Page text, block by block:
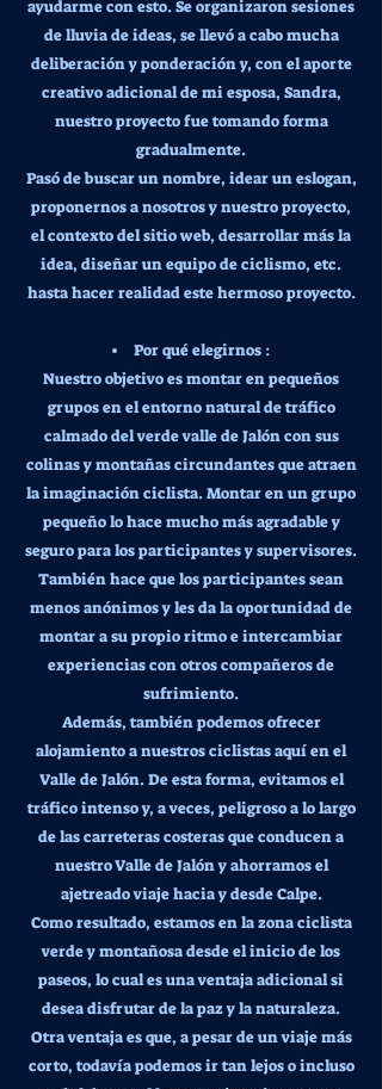
ayudarme con esto. Se organizaron sesiones
de lluvia de ideas, se llevó a cabo mucha
deliberación y ponderación y, con el aporte
creativo adicional de mi esposa, Sandra,
nuestro proyecto fue tomando forma
gradualmente.
Pasó de buscar un nombre, idear un eslogan,
proponernos a nosotros y nuestro proyecto,
el contexto del sitio web, desarrollar más la
idea, diseñar un equipo de ciclismo, etc.
hasta hacer realidad este hermoso proyecto.
Por qué elegirnos :
Nuestro objetivo es montar en pequeños
grupos en el entorno natural de tráfico
calmado del verde valle de Jalón con sus
colinas y montañas circundantes que atraen
la imaginación ciclista. Montar en un grupo
pequeño lo hace mucho más agradable y
seguro para los participantes y supervisores.
También hace que los participantes sean
menos anónimos y les da la oportunidad de
montar a su propio ritmo e intercambiar
experiencias con otros compañeros de
sufrimiento.
Además, también podemos ofrecer
alojamiento a nuestros ciclistas aquí en el
Valle de Jalón. De esta forma, evitamos el
tráfico intenso y, a veces, peligroso a lo largo
de las carreteras costeras que conducen a
nuestro Valle de Jalón y ahorramos el
ajetreado viaje hacia y desde Calpe.
Como resultado, estamos en la zona ciclista
verde y montañosa desde el inicio de los
paseos, lo cual es una ventaja adicional si
desea disfrutar de la paz y la naturaleza.
Otra ventaja es que, a pesar de un viaje más
corto, todavía podemos ir tan lejos o incluso